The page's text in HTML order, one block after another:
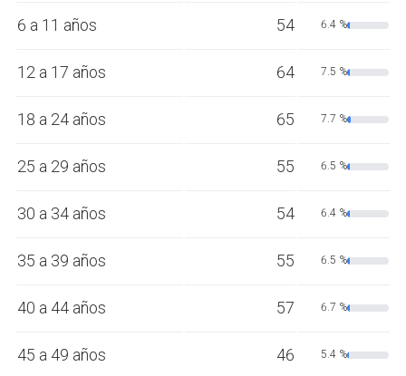
6 a 11 años 54 6.4 %
12 a 17 años 64 7.5 %
18 a 24 años 65 7.7 %
25 a 29 años 55 6.5 %
30 a 34 años 54 6.4 %
35 a 39 años 55 6.5 %
40 a 44 años 57 6.7 %
45 a 49 años 46 5.4 %